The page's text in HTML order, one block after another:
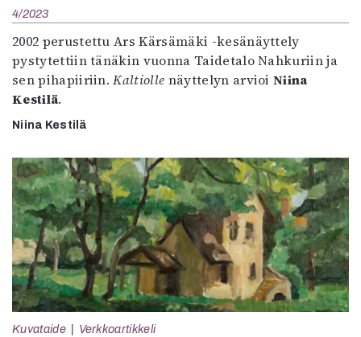
4/2023
2002 perustettu Ars Kärsämäki -kesänäyttely
pystytettiin tänäkin vuonna Taidetalo Nahkuriin ja
sen pihapiiriin.Kaltiolle näyttelyn arvioiNiina
Kestilä.
Niina Kestilä
Kuvataide Verkkoartikkeli